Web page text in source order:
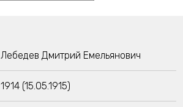
Лебедев Дмитрий Емельянович
1914 (15.05.1915)